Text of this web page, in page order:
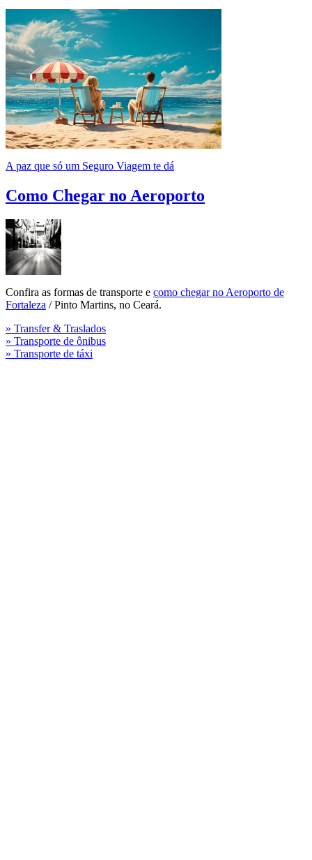
A paz que só um Seguro Viagem te dá
Como Chegar no Aeroporto
Confira as formas de transporte e como chegar no Aeroporto de
Fortaleza / Pinto Martins, no Ceará.
» Transfer & Traslados
» Transporte de ônibus
» Transporte de táxi